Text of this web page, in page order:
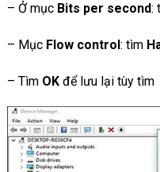
– Ở mục Bits per second:
– Mục Flow control : tìm
– Tìm OKđể lưu lại tùy tìm